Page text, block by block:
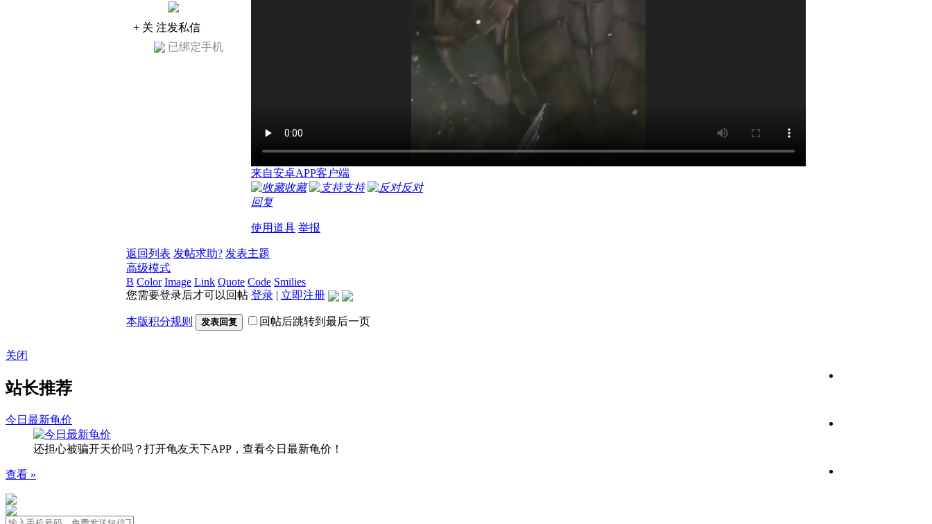
+ 关 注发私信
已绑定手机
来自安卓APP客户端
收藏
支持
反对
回复
使用道具 举报
返回列表 发帖求助? 发表主题
高级模式
B Color Image Link Quote Code Smilies
您需要登录后才可以回帖 登录 | 立即注册
本版积分规则 发表回复 回帖后跳转到最后一页
关闭
站长推荐
今日最新龟价
还担心被骗开天价吗？打开龟友天下APP，查看今日最新龟价！
查看 »